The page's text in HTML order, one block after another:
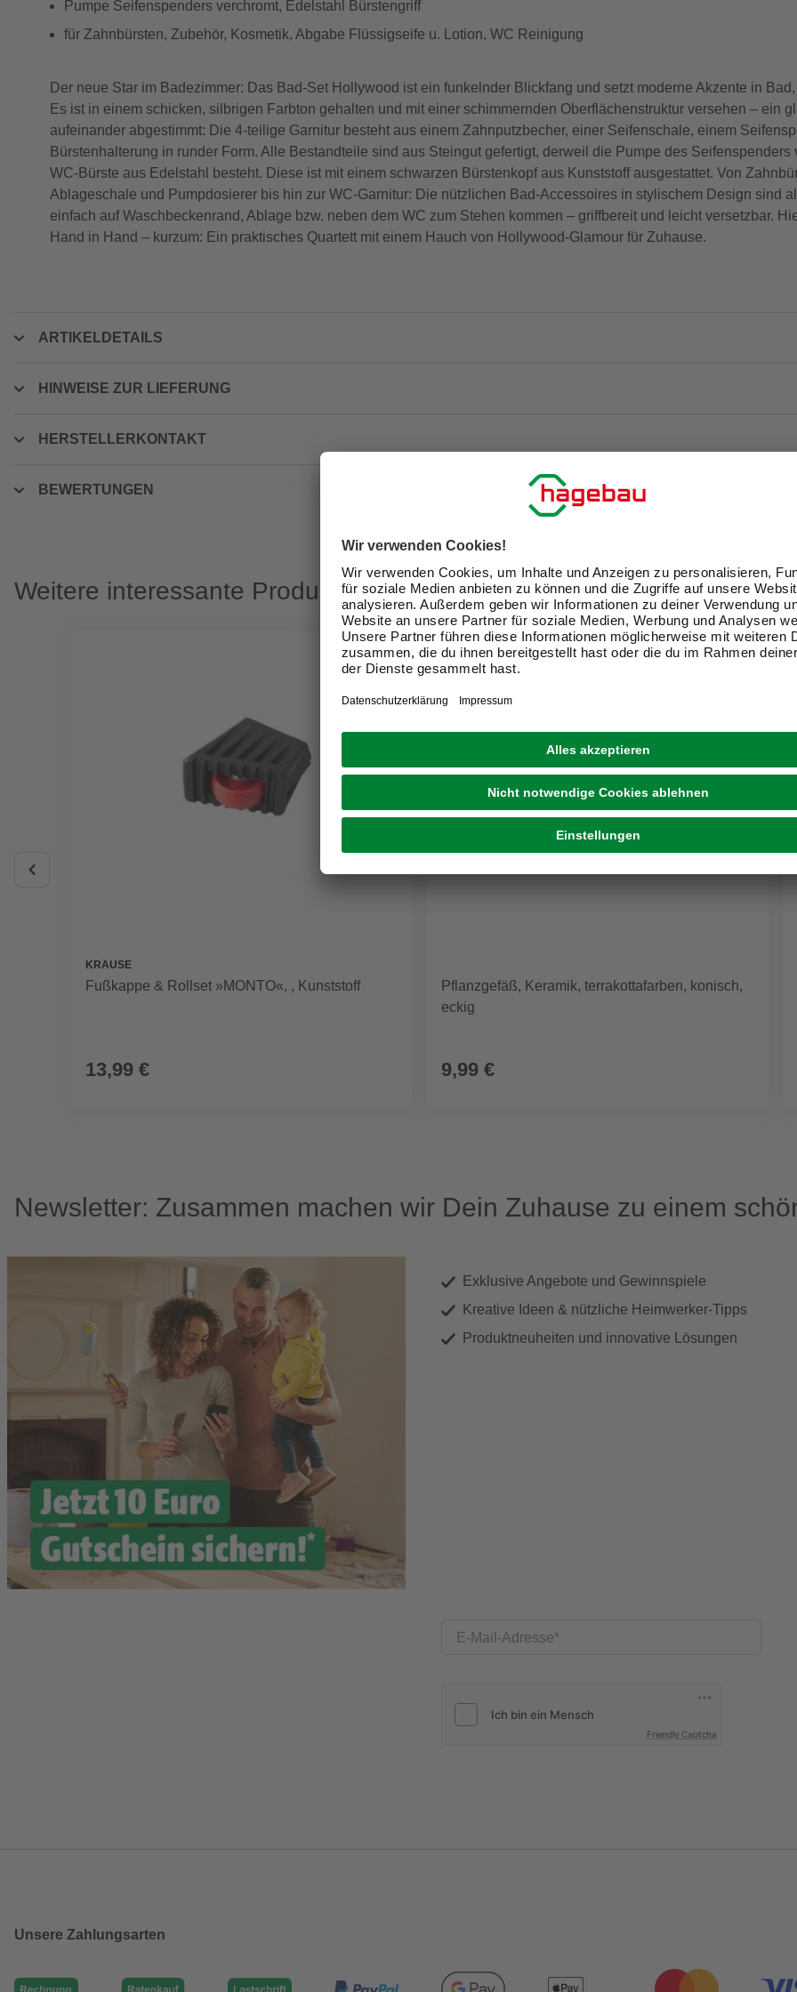
Pumpe Seifenspenders verchromt, Edelstahl Bürstengriff
für Zahnbürsten, Zubehör, Kosmetik, Abgabe Flüssigseife u. Lotion, WC Reinigung
Der neue Star im Badezimmer: Das Bad-Set Hollywood ist ein funkelnder Blickfang und setzt moderne Akzente in
Es ist in einem schicken, silbrigen Farbton gehalten und mit einer schimmernden Oberflächenstruktur versehen – ein
aufeinander abgestimmt: Die 4-teilige Garnitur besteht aus einem Zahnputzbecher, einer Seifenschale, einem
Bürstenhalterung in runder Form. Alle Bestandteile sind aus Steingut gefertigt, derweil die Pumpe des Seifenspenders
WC-Bürste aus Edelstahl besteht. Diese ist mit einem schwarzen Bürstenkopf aus Kunststoff ausgestattet. Von
Ablageschale und Pumpdosierer bis hin zur WC-Garnitur: Die nützlichen Bad-Accessoires in stylischem Design sind
einfach auf Waschbeckenrand, Ablage bzw. neben dem WC zum Stehen kommen – griffbereit und leicht versetzbar.
Hand in Hand – kurzum: Ein praktisches Quartett mit einem Hauch von Hollywood-Glamour für Zuhause.
ARTIKELDETAILS
HINWEISE ZUR LIEFERUNG
HERSTELLERKONTAKT
BEWERTUNGEN
Weitere interessante Produkte
KRAUSE
Fußkappe & Rollset »MONTO«, , Kunststoff
13,99 €
Pflanzgefäß, Keramik, terrakottafarben, konisch,
eckig
9,99 €
Newsletter: Zusammen machen wir Dein Zuhause zu einem
Exklusive Angebote und Gewinnspiele
Kreative Ideen & nützliche Heimwerker-Tipps
Produktneuheiten und innovative Lösungen
E-Mail-Adresse
Friendly Captcha
Unsere Zahlungsarten